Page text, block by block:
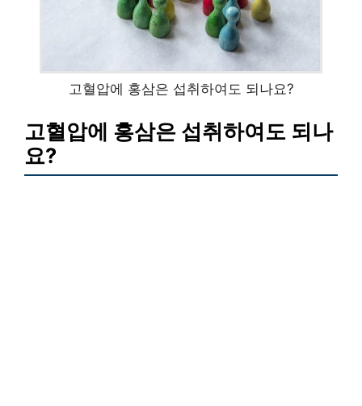
고혈압에 홍삼은 섭취하여도 되나요?
고혈압에 홍삼은 섭취하여도 되나
요?